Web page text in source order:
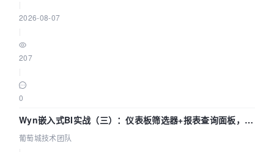
2026-08-07
207
0
Wyn嵌入式BI实战（三）：仪表板筛选器+报表查询面板，参
数联动全闭环
葡萄城技术团队